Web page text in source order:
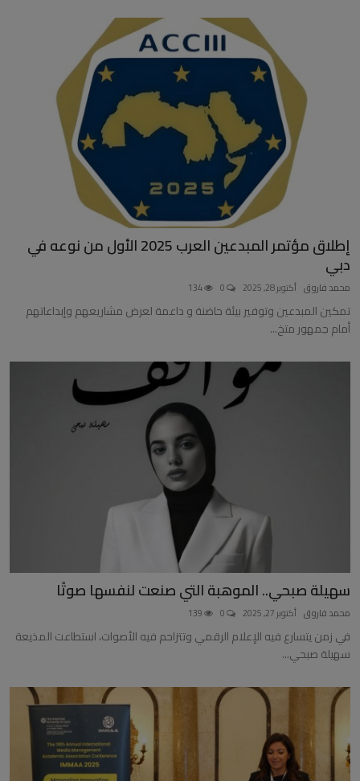
إطلاق مؤتمر المبدعين العرب 2025 الأول من نوعه في
دبي
محمد فاروق أكتوبر 28, 2025
تمكين المبدعين وتوفير بيئة حاضنة و داعمة لعرض مشاريعهم وإبداعاتهم
أمام جمهور متخ...
سهيلة صبحي.. الموهبة التي صنعت لنفسها صوتًا
محمد فاروق أكتوبر 27, 2025
في زمن يتسارع فيه الإعلام الرقمي وتتزاحم فيه الأصوات، استطاعت المذيعة
سهيلة صبحي...